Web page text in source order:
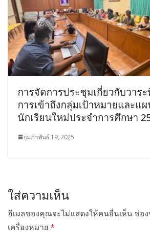
การจัดการประชุมเกี่ยวกับวาระ
การเข้าถึงกลุ่มเป้าหมายและแ
นักเรียนใหม่ประจำการศึกษา
กุมภาพันธ์ 19, 2025
ใส่ความเห็น
อีเมลของคุณจะไม่แสดงให้คนอื่นเห็น ช่อ
เครื่องหมาย *